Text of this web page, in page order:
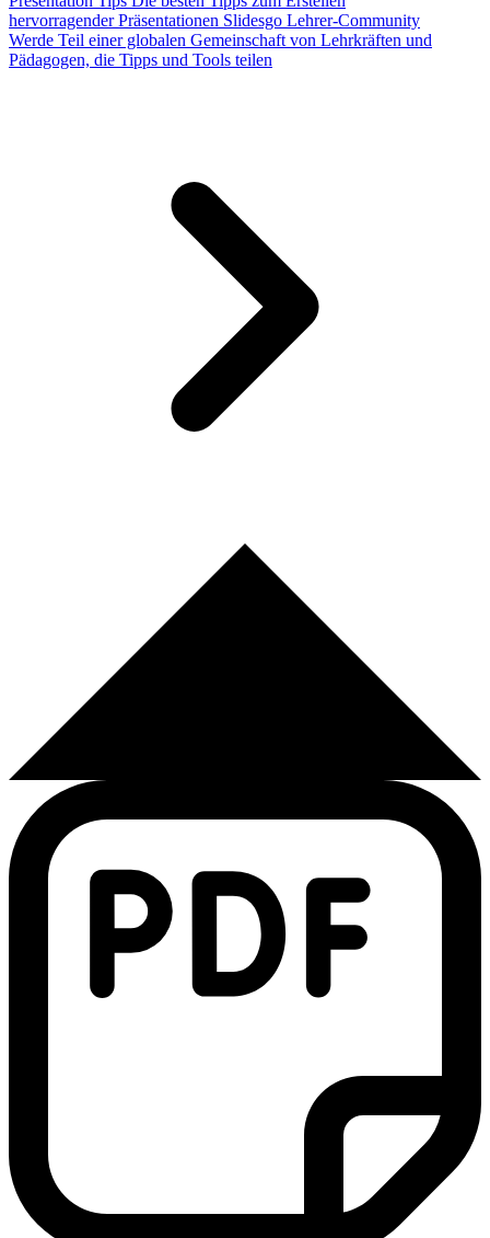
hervorragender Präsentationen Slidesgo Lehrer-Community
Werde Teil einer globalen Gemeinschaft von Lehrkräften und
Pädagogen, die Tipps und Tools teilen